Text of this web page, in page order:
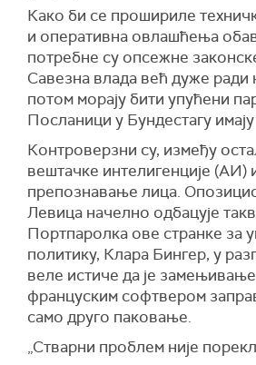
Како би се прошириле
и оперативна овлашћења
потребне су опсежне
Савезна влада већ дуже ради
потом морају бити упућени
Посланици у Бундестагу
Контроверзни су, између
вештачке интелигенције (АИ)
препознавање лица.
Левица начелно одбацује
Портпаролка ове странке за
политику, Клара Бингер, у
веле истиче да је
француским софтвером
само друго паковање.
„Стварни проблем није